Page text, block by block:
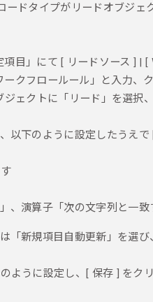
ードタイプがリードオブジェ
目」にて [ リードソース ] |
クフロールール」と入力、
ェクトに「リード」を選択
以下のように設定したうえ
、演算子「次の文字列と一
「新規項目自動更新」を選
ように設定し、[ 保存 ] をク